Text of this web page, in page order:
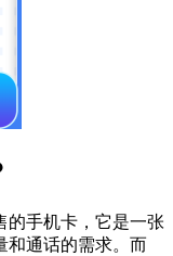
的手机卡，它是一张
和通话的需求。而